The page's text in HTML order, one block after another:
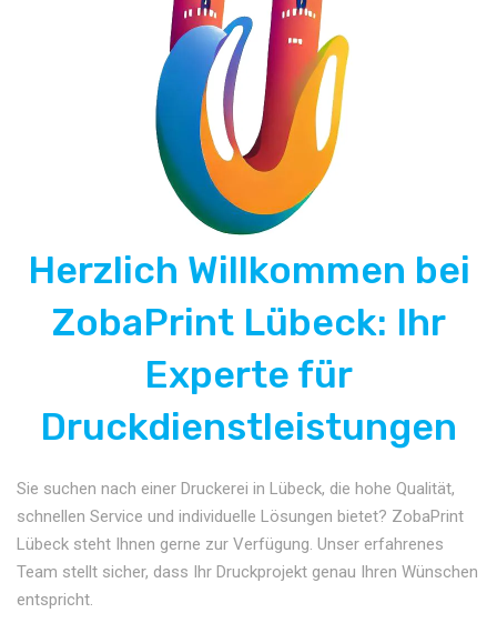
Herzlich Willkommen bei
ZobaPrint Lübeck: Ihr
Experte für
Druckdienstleistungen
Sie suchen nach einer Druckerei in Lübeck, die hohe Qualität,
schnellen Service und individuelle Lösungen bietet? ZobaPrint
Lübeck steht Ihnen gerne zur Verfügung. Unser erfahrenes
Team stellt sicher, dass Ihr Druckprojekt genau Ihren Wünschen
entspricht.